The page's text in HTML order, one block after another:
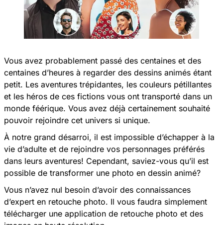
Vous avez probablement passé des centaines et des
centaines d’heures à regarder des dessins animés étant
petit. Les aventures trépidantes, les couleurs pétillantes
et les héros de ces fictions vous ont transporté dans un
monde féérique. Vous avez déjà certainement souhaité
pouvoir rejoindre cet univers si unique.
À notre grand désarroi, il est impossible d’échapper à la
vie d’adulte et de rejoindre vos personnages préférés
dans leurs aventures! Cependant, saviez-vous qu’il est
possible de transformer une photo en dessin animé?
Vous n’avez nul besoin d’avoir des connaissances
d’expert en retouche photo. Il vous faudra simplement
télécharger une application de retouche photo et des